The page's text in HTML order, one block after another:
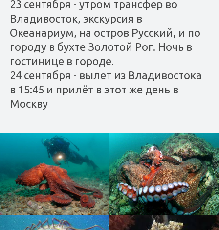
23 сентября - утром трансфер во
Владивосток, экскурсия в
Океанариум, на остров Русский, и по
городу в бухте Золотой Рог. Ночь в
гостинице в городе.
24 сентября - вылет из Владивостока
в 15:45 и прилёт в этот же день в
Москву